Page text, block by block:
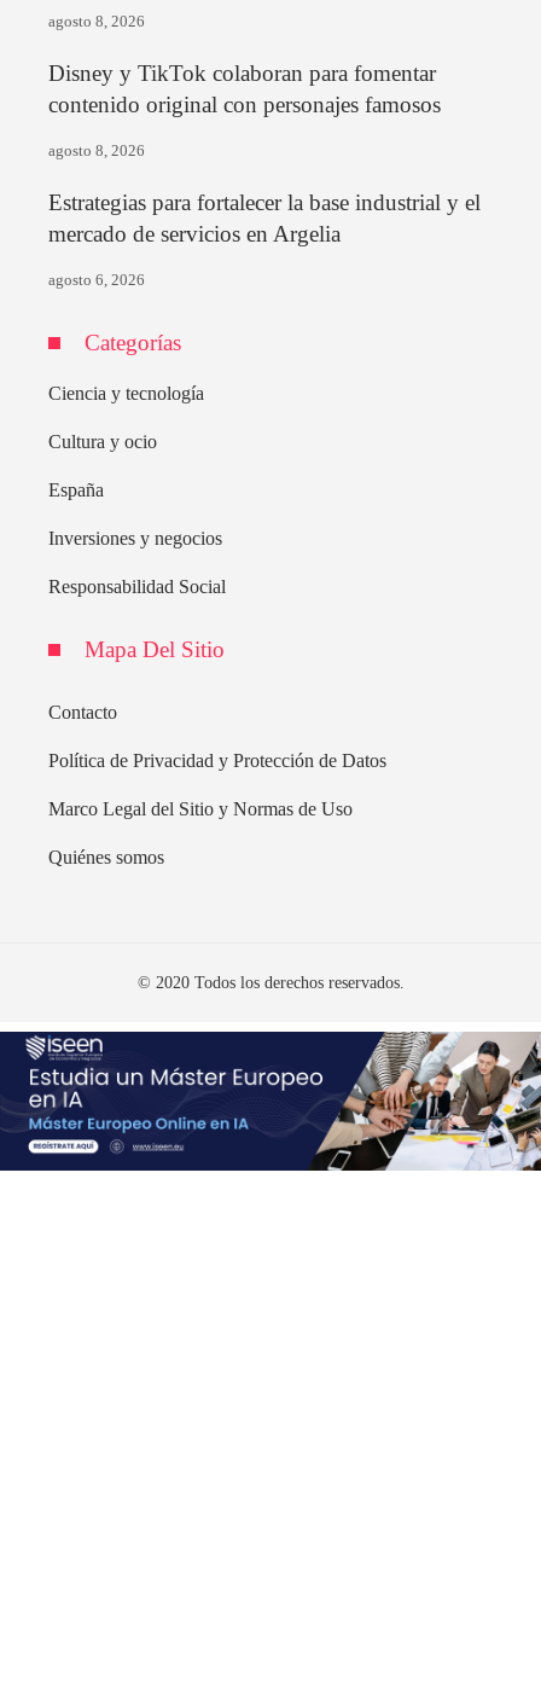
agosto 8, 2026
Disney y TikTok colaboran para fomentar
contenido original con personajes famosos
agosto 8, 2026
Estrategias para fortalecer la base industrial y el
mercado de servicios en Argelia
agosto 6, 2026
Categorías
Ciencia y tecnología
Cultura y ocio
España
Inversiones y negocios
Responsabilidad Social
Mapa Del Sitio
Contacto
Política de Privacidad y Protección de Datos
Marco Legal del Sitio y Normas de Uso
Quiénes somos
© 2020 Todos los derechos reservados.